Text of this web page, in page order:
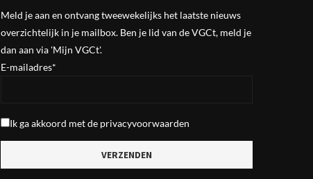
Meld je aan en ontvang tweewekelijks het laatste nieuws
overzichtelijk in je mailbox. Ben je lid van de VGCt, meld je
dan aan via 'Mijn VGCt'.
E-mailadres*
Ik ga akkoord met de privacyvoorwaarden